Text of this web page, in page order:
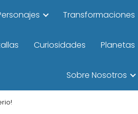
Transformaciones
Curiosidades Planetas
Sobre Nosotros